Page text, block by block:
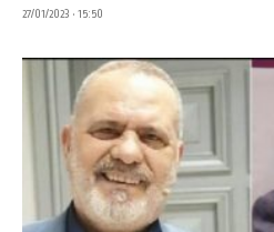
27/01/2023 • 15:50